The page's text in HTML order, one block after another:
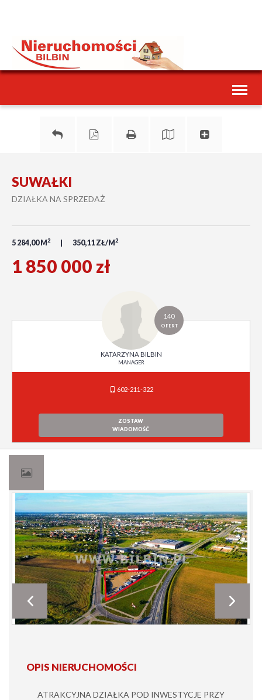
SUWAŁKI
DZIAŁKA NA SPRZEDAŻ
5 284,00 M 2 350,11 ZŁ/M 2
1 850 000 zł
140
OFERT
KATARZYNA BILBIN
MANAGER
602-211-322
ZOSTAW
WIADOMOŚĆ
OPIS NIERUCHOMOŚCI
ATRAKCYJNA DZIAŁKA POD INWESTYCJE PRZY